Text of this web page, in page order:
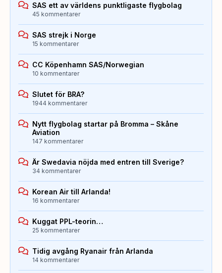
SAS ett av världens punktligaste flygbolag
45 kommentarer
SAS strejk i Norge
15 kommentarer
CC Köpenhamn SAS/Norwegian
10 kommentarer
Slutet för BRA?
1944 kommentarer
Nytt flygbolag startar på Bromma – Skåne
Aviation
147 kommentarer
Är Swedavia nöjda med entren till Sverige?
34 kommentarer
Korean Air till Arlanda!
16 kommentarer
Kuggat PPL-teorin…
25 kommentarer
Tidig avgång Ryanair från Arlanda
14 kommentarer